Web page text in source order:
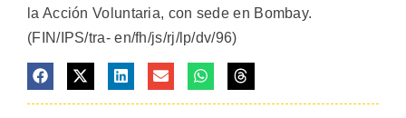
la Acción Voluntaria, con sede en Bombay.
(FIN/IPS/tra- en/fh/js/rj/lp/dv/96)